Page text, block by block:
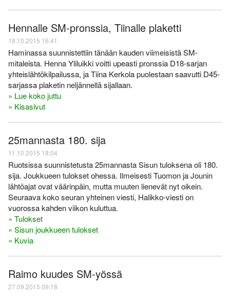
Hennalle SM-pronssia, Tiinalle plaketti
18.10.2015 16:41
Haminassa suunnistettiin tänään kauden viimeisistä SM-
mitaleista. Henna Yliluikki voitti upeasti pronssia D18-sarjan
yhteislähtökilpailussa, ja Tiina Kerkola puolestaan saavutti D45-
sarjassa plaketin neljännellä sijallaan.
» Lue koko juttu
» Kisasivut
25mannasta 180. sija
11.10.2015 18:04
Ruotsissa suunnistetusta 25mannasta Sisun tuloksena oli 180.
sija. Joukkueen tulokset ohessa. Ilmeisesti Tuomon ja Jounin
lähtöajat ovat väärinpäin, mutta muuten lienevät nyt oikein.
Seuraava koko seuran yhteinen viesti, Halikko-viesti on
vuorossa kahden viikon kuluttua.
» Tulokset
» Sisun joukkueen tulokset
» Kuvia
Raimo kuudes SM-yössä
27.09.2015 09:18